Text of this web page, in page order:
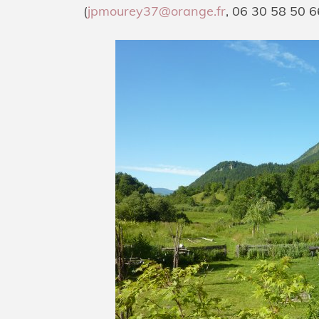
(jpmourey37@orange.fr, 06 30 58 50